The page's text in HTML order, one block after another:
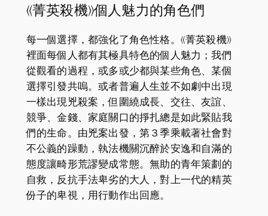
《菁英殺機》個人魅力的角色們
每一個選擇，都強化了角色性格。《菁英殺機》
裡面每個人都有其極具特色的個人魅力；我們
從觀看的過程，或多或少都與某些角色、某個
選擇引發共嗚。或者普遍人生並不如劇中出現
一樣出現兇殺案，但圍繞成長、交往、友誼、
競爭、金錢、家庭關口的掙扎總是如此緊貼我
們的生命。由兇案出發，第３季乘載著社會對
不公義的躁動，執法機關沉醉於安逸和自滿的
態度讓畸形荒謬變成常態。無助的青年策劃的
自救，反抗手法卑劣的大人，對上一代的精英
份子的卑視，用行動作出回應。